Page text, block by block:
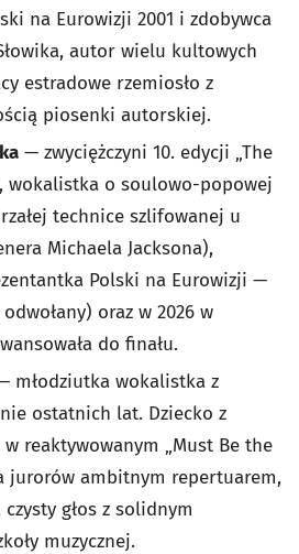
na Eurowizji 2001 i zdobywca
autor wielu kultowych
estradowe rzemiosło z
piosenki autorskiej.
— zwyciężczyni 10. edycji „The
wokalistka o soulowo-popowej
technice szlifowanej u
Michaela Jacksona),
Polski na Eurowizji —
oraz w 2026 w
do finału.
młodziutka wokalistka z
ostatnich lat. Dziecko z
reaktywowanym „Must Be the
jurorów ambitnym repertuarem,
czysty głos z solidnym
muzycznej.